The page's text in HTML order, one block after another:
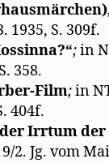
1935, S. 309f.
;in
358.
Film;in
404f.
Irrtum der
2. Jg. vom